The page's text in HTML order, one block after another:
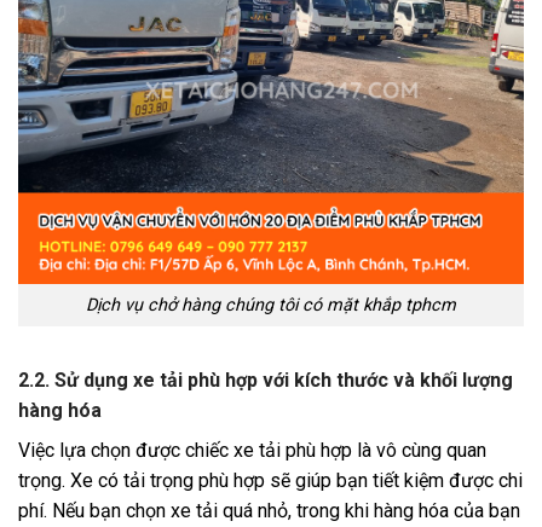
Dịch vụ chở hàng chúng tôi có mặt khắp tphcm
2.2. Sử dụng xe tải phù hợp với kích thước và khối lượng
hàng hóa
Việc lựa chọn được chiếc xe tải phù hợp là vô cùng quan
trọng. Xe có tải trọng phù hợp sẽ giúp bạn tiết kiệm được chi
phí. Nếu bạn chọn xe tải quá nhỏ, trong khi hàng hóa của bạn